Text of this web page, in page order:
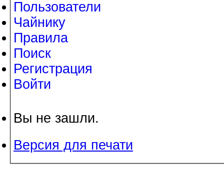
Пользователи
Чайнику
Правила
Поиск
Регистрация
Войти
Вы не зашли.
Версия для печати